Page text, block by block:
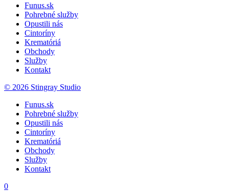
Funus.sk
Pohrebné služby
Opustili nás
Cintoríny
Krematóriá
Obchody
Služby
Kontakt
© 2026 Stingray Studio
Funus.sk
Pohrebné služby
Opustili nás
Cintoríny
Krematóriá
Obchody
Služby
Kontakt
0